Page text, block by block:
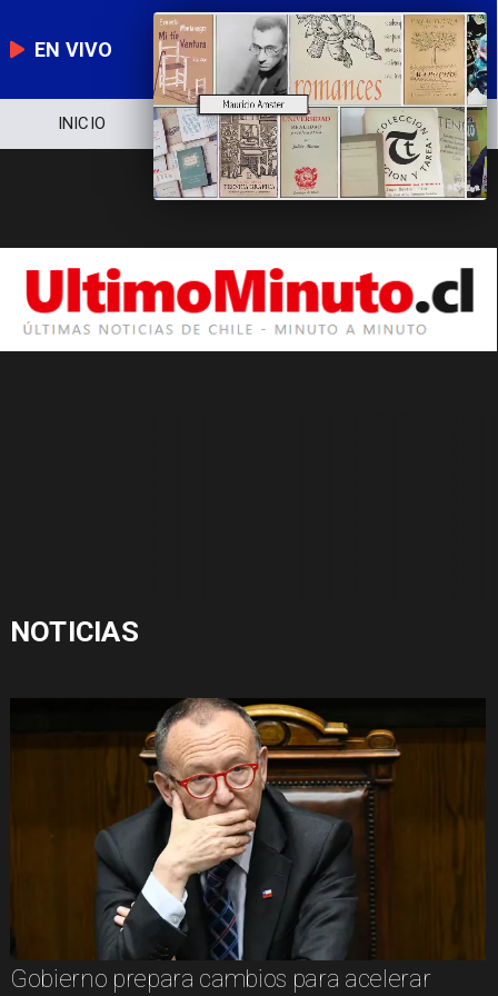
EN VIVO
INICIO NOTICIERO POLÍTICA
NOTICIAS
Gobierno prepara cambios para acelerar